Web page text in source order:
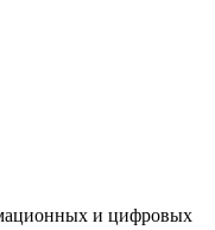
и цифровых